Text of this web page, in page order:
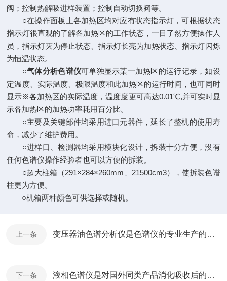
阀；控制热解吸进样装置；控制自动切换阀等。
○在操作面板上各加热区均对应有状态指示灯，可根据状态
指示灯很直观的了解各加热区的工作状态，一目了然方便操作人
员，指示灯灭为停止状态、指示灯长亮为加热状态、指示灯闪烁
为恒温状态。
○气体分析色谱仪可单独显示某一加热区的运行记录，如设
定温度、实际温度、极限温度和此加热区的运行时间，也可同时
显示※各加热区的实际温度，温度度更可高达0.01℃,并可实时显
示各加热区的加热功率耗用百分比。
○主要及关键部件均采用进口元器件，延长了整机的使用寿
命，减少了维护费用。
○进样口、检测器均采用模块化设计，拆装十分方便，没有
任何色谱仪操作经验者也可以方便的拆装。
○超大柱箱（291×284×260mm、21500cm3），使拆装色谱
柱更为方便。
○机箱两种颜色可供选择或随机。
上一条 变压器油色谱分析仪是色谱仪的专业生产的产品
下一条 液相色谱仪是对国外同类产品消化吸收后的超越